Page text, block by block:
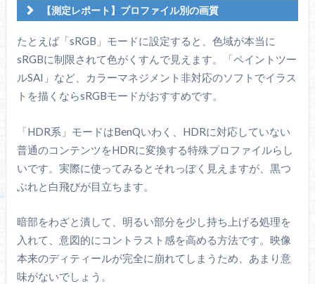
【測定レポート】プロファイル別の画質
プロファイル 色域 色温度
ガンマ
FPS
DCI P3：98.2% 7228K
2.25
RPG
DCI P3：98.3% 6551K
2.38
sRGB
DCI P3：79.5% 6618K
2.20
Display HDR
DCI P3：98.3% 6651K 2.56
たとえば「sRGB」モードに設定すると、色域が本当に
sRGBに制限されて色がくすんで見えます。「ペイントツー
ルSAI」など、カラーマネジメント非対応のソフトでイラス
トを描くならsRGBモードがおすすめです。
「HDR系」モードはBenQいわく、HDRに対応していない
普通のコンテンツをHDRに変換する特殊プロファイルらし
いです。実際に使ってみるとそれっぽく見えますが、黒つ
ぶれと白飛びが目立ちます。
暗部をわざと潰して、明るい部分を少し持ち上げる処理を
入れて、意図的にコントラスト感を高める方法です。映像
本来のディティールが完全に崩れてしまうため、あまり意
味がないでしょう。